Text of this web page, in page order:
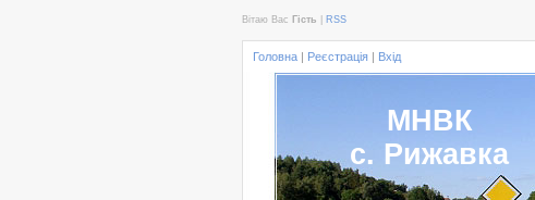
Вітаю Вас Гість RSS
Головна | Реєстрація | Вхід
МНВК
с. Рижавка